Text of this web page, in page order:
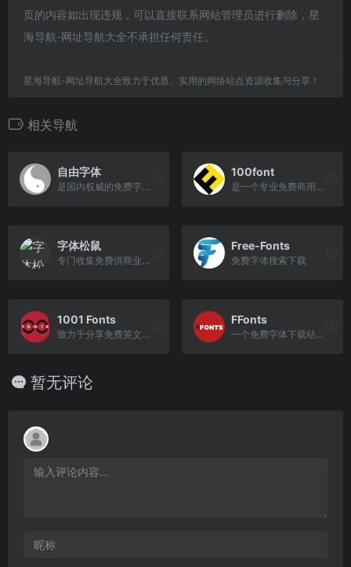
页的内容如出现违规，可以直接联系网站管理员进行删除，星
海导航-网址导航大全不承担任何责任。
星海导航-网址导航大全致力于优质、实用的网络站点资源收集与分享！
相关导航
自由字体
是国内权威的免费字体网站，...
100font
是一个专业免费商用字体下载网站
字体松鼠
专门收集免费供商业使用的字体
Free-Fonts
免费字体搜索下载
1001 Fonts
致力于分享免费英文字体的站点
FFonts
一个免费字体下载站点，提供超过32，000种以上的字型
暂无评论